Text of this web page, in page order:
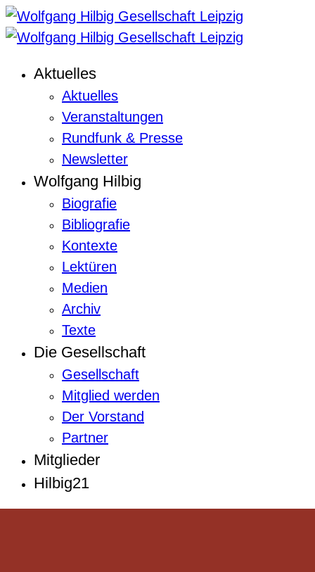
Aktuelles
Aktuelles
Veranstaltungen
Rundfunk & Presse
Newsletter
Wolfgang Hilbig
Biografie
Bibliografie
Kontexte
Lektüren
Medien
Archiv
Texte
Die Gesellschaft
Gesellschaft
Mitglied werden
Der Vorstand
Partner
Mitglieder
Hilbig21